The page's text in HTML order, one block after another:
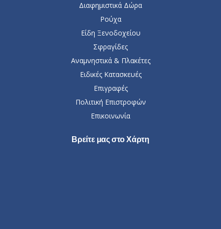
Διαφημιστικά Δώρα
Ρούχα
Είδη Ξενοδοχείου
Σφραγίδες
Αναμνηστικά & Πλακέτες
Ειδικές Κατασκευές
Επιγραφές
Πολιτική Επιστροφών
Επικοινωνία
Βρείτε μας στο Χάρτη